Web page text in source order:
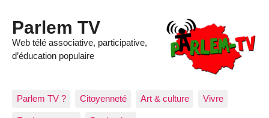
Parlem TV
Web télé associative, participative,
d’éducation populaire
Parlem TV ? Citoyenneté Art & culture Vivre